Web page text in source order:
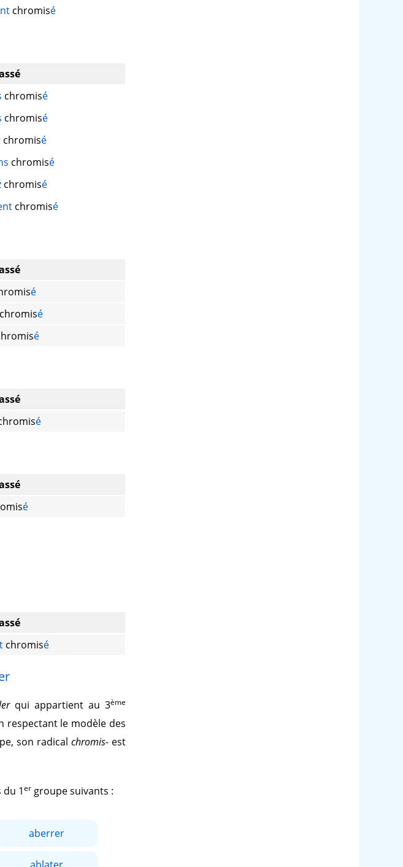
chromisé
chromisé
chromisé
chromisé
chromisé
chromisé
chromisé
é
chromisé
é
é
é
chromisé
qui appartient au 3ème
respectant le modèle des
son radicalchromis- est
1er groupe suivants :
aberrer